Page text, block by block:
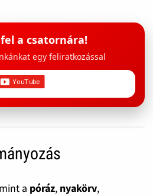
a csatornára!
egy feliratkozással
a póráz, nyakörv,